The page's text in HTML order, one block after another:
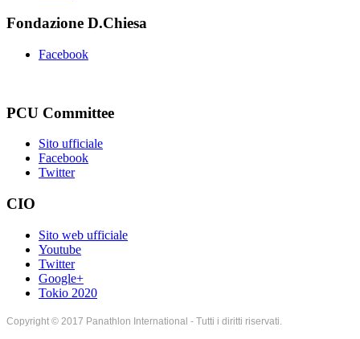
Fondazione D.Chiesa
Facebook
PCU Committee
Sito ufficiale
Facebook
Twitter
CIO
Sito web ufficiale
Youtube
Twitter
Google+
Tokio 2020
Copyright © 2017 Panathlon International - Tutti i diritti riservati.